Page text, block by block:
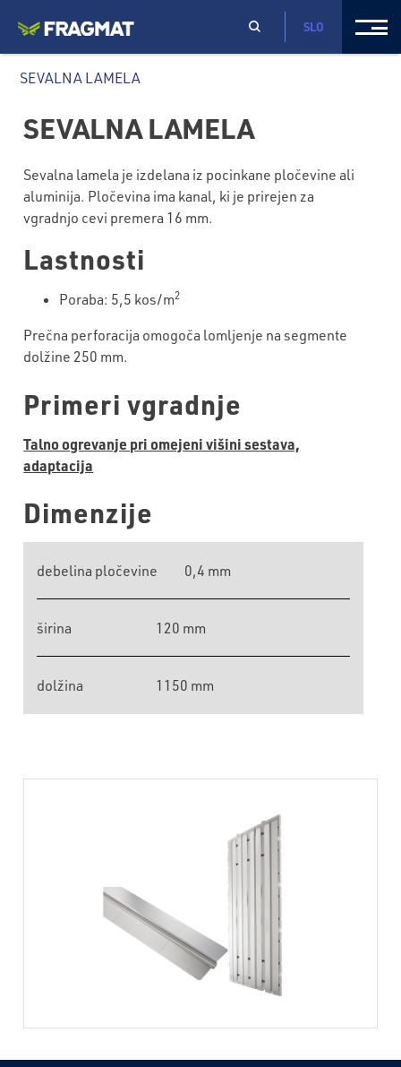
SLO
SEVALNA LAMELA
SEVALNA LAMELA
Sevalna lamela je izdelana iz pocinkane pločevine ali
aluminija. Pločevina ima kanal, ki je prirejen za
vgradnjo cevi premera 16 mm.
Lastnosti
Poraba: 5,5 kos/m2
Prečna perforacija omogoča lomljenje na segmente
dolžine 250 mm.
Primeri vgradnje
Talno ogrevanje pri omejeni višini sestava,
adaptacija
Dimenzije
debelina pločevine 0,4 mm
širina 120 mm
dolžina 1150 mm